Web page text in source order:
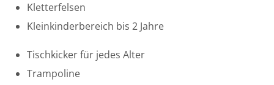
Kletterfelsen
Kleinkinderbereich bis 2 Jahre
Tischkicker für jedes Alter
Trampoline